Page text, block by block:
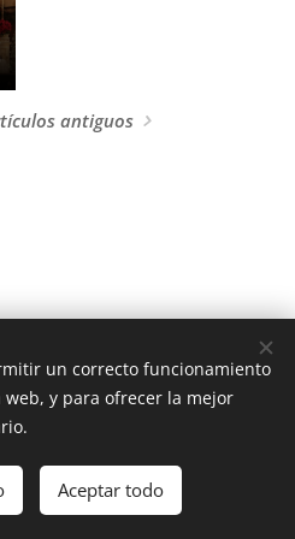
antiguos
derechos reservados 2025
de uso
Cookies
un correcto funcionamiento
y para ofrecer la mejor
Aceptar todo